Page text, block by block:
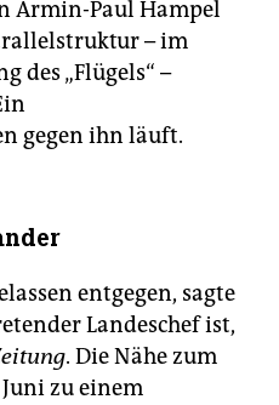
Armin-Paul Hampel
– im
des „Flügels“ –
gegen ihn läuft.
entgegen, sagte
Landeschef ist,
. Die Nähe zum
zu einem